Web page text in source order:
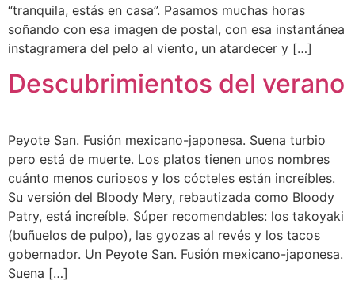
“tranquila, estás en casa”. Pasamos muchas horas
soñando con esa imagen de postal, con esa instantánea
instagramera del pelo al viento, un atardecer y […]
Descubrimientos del verano
Peyote San. Fusión mexicano-japonesa. Suena turbio
pero está de muerte. Los platos tienen unos nombres
cuánto menos curiosos y los cócteles están increíbles.
Su versión del Bloody Mery, rebautizada como Bloody
Patry, está increíble. Súper recomendables: los takoyaki
(buñuelos de pulpo), las gyozas al revés y los tacos
gobernador. Un Peyote San. Fusión mexicano-japonesa.
Suena […]